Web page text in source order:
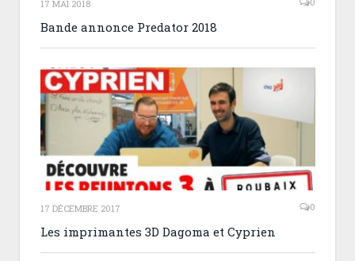
17 MAI 2018
Bande annonce Predator 2018
17 DÉCEMBRE 2017 0
Les imprimantes 3D Dagoma et Cyprien